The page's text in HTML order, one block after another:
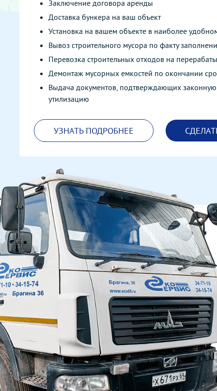
Аренда бункера для
располагает большим
выбором мусорных
бункеров под любые
строительные задачи. Мы
на комплексной
постоянной основе, так и
выполняем разовые
заказы.
Как происходит аренда
мусорного бункера?
Звонок или заявка на
сайте
Заключение договора
аренды
Доставка бункера на
ваш объект
Установка на вашем
объекте в наиболее
удобном для вас месте
Вывоз строительного
мусора по факту
заполнению емкости
Перевозка
строительных отходов
на перерабатывающие